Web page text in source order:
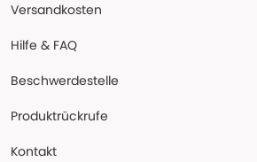
Versandkosten
Hilfe & FAQ
Beschwerdestelle
Produktrückrufe
Kontakt